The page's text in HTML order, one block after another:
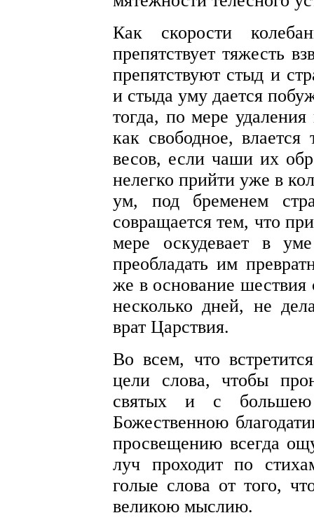
Как скорости
препятствует тяжесть
препятствуют стыд и
и стыда уму дается
тогда, по мере
как свободное,
весов, если чаши их
нелегко прийти уже в
ум, под бременем
совращается тем, что
мере оскудевает в
преобладать им
же в основание шествия
несколько дней, не
врат Царствия.
Во всем, что
цели слова, чтобы
святых и с большею
Божественною
просвещению всегда
луч проходит по
голые слова от того,
великою мыслию.